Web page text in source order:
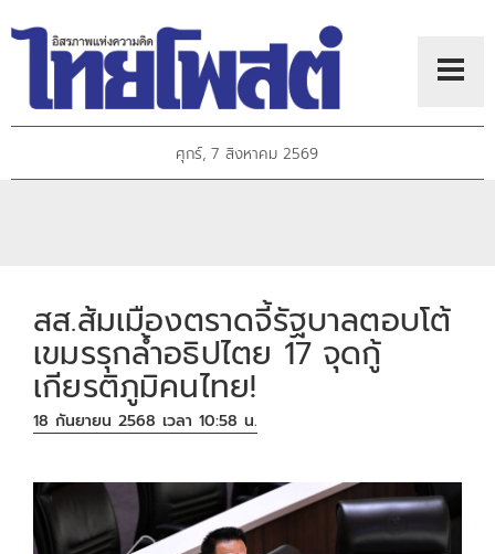
ศุกร์, 7 สิงหาคม 2569
สส.ส้มเมืองตราดจี้รัฐบาลตอบโต้
เขมรรุกล้ำอธิปไตย 17 จุดกู้
เกียรติภูมิคนไทย!
18 กันยายน 2568 เวลา 10:58 น.